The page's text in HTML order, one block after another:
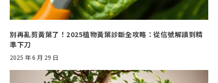
別再亂剪黃葉了！2025植物黃葉診斷全攻略：從信號解讀到精
準下刀
2025 年 6 月 29 日